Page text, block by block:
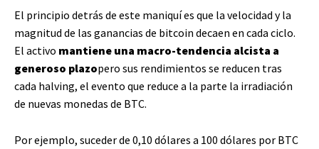
El principio detrás de este maniquí es que la velocidad y la
magnitud de las ganancias de bitcoin decaen en cada ciclo.
El activo mantiene una macro-tendencia alcista a
generoso plazopero sus rendimientos se reducen tras
cada halving, el evento que reduce a la parte la irradiación
de nuevas monedas de BTC.
Por ejemplo, suceder de 0,10 dólares a 100 dólares por BTC